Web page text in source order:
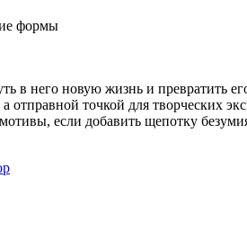
формы
в него новую жизнь и превратить
отправной точкой для творческих
если добавить щепотку